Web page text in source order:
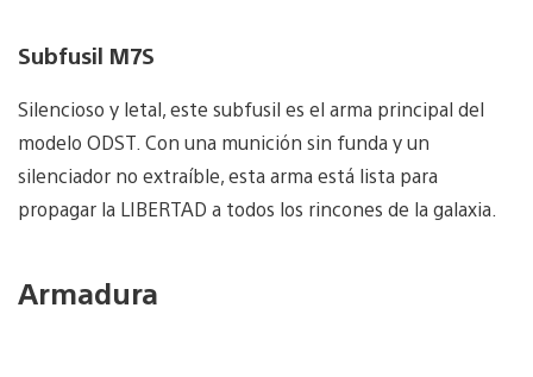
Subfusil M7S
Silencioso y letal, este subfusil es el arma principal del
modelo ODST. Con una munición sin funda y un
silenciador no extraíble, esta arma está lista para
propagar la LIBERTAD a todos los rincones de la galaxia.
Armadura